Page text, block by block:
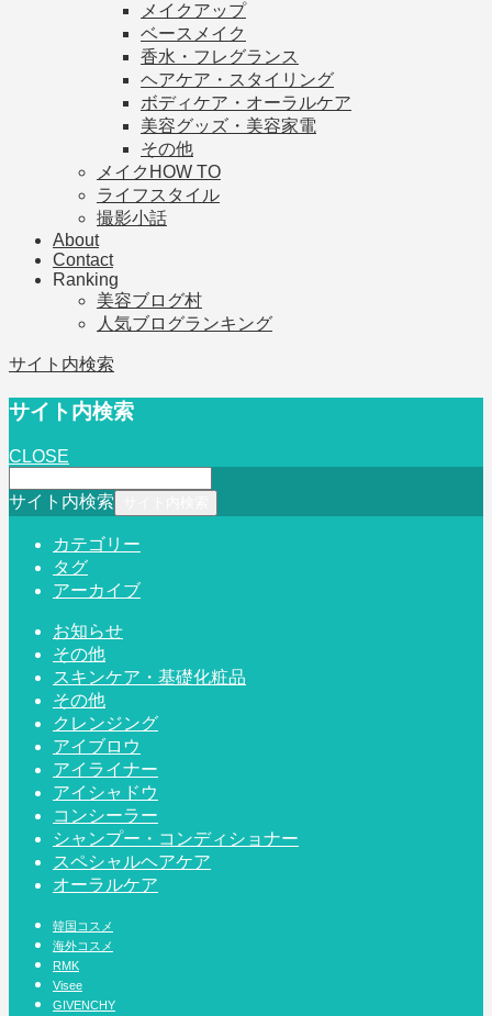
メイクアップ
ベースメイク
香水・フレグランス
ヘアケア・スタイリング
ボディケア・オーラルケア
美容グッズ・美容家電
その他
メイクHOW TO
ライフスタイル
撮影小話
About
Contact
Ranking
美容ブログ村
人気ブログランキング
サイト内検索
サイト内検索
CLOSE
サイト内検索
カテゴリー
タグ
アーカイブ
お知らせ
その他
スキンケア・基礎化粧品
その他
クレンジング
アイブロウ
アイライナー
アイシャドウ
コンシーラー
シャンプー・コンディショナー
スペシャルヘアケア
オーラルケア
韓国コスメ
海外コスメ
RMK
Visee
GIVENCHY